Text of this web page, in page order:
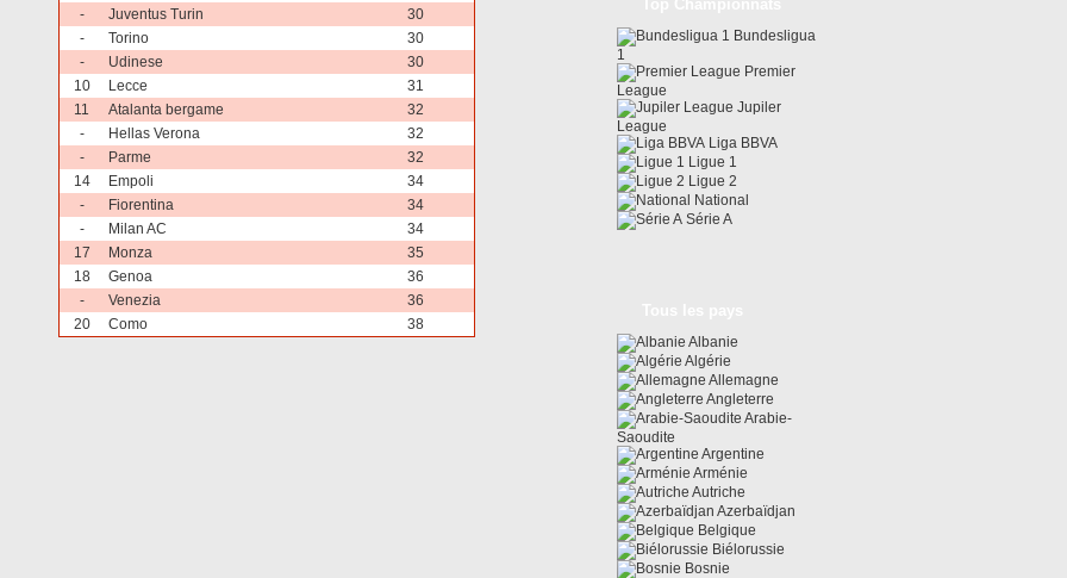
-
Juventus Turin
30
-
Torino
30
-
Udinese
30
10
Lecce
31
11
Atalanta bergame
32
-
Hellas Verona
32
-
Parme
32
14
Empoli
34
-
Fiorentina
34
-
Milan AC
34
17
Monza
35
18
Genoa
36
-
Venezia
36
20
Como 38
Bundesligua
1
Premier
League
Jupiler
League
Liga BBVA
Ligue 1
Ligue 2
National
Série A
Albanie
Algérie
Allemagne
Angleterre
Arabie-
Saoudite
Argentine
Arménie
Autriche
Azerbaïdjan
Belgique
Biélorussie
Bosnie